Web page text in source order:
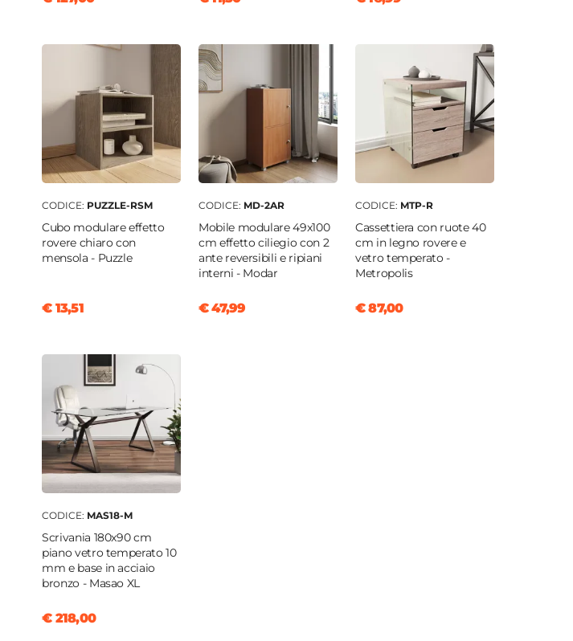
CODICE: PUZZLE-RSM
Cubo modulare effetto
rovere chiaro con
mensola - Puzzle
€ 13,51
CODICE: MD-2AR
Mobile modulare 49x100
cm effetto ciliegio con 2
ante reversibili e ripiani
interni - Modar
€ 47,99
CODICE: MTP-R
Cassettiera con ruote 40
cm in legno rovere e
vetro temperato -
Metropolis
€ 87,00
CODICE: MAS18-M
Scrivania 180x90 cm
piano vetro temperato 10
mm e base in acciaio
bronzo - Masao XL
€ 218,00